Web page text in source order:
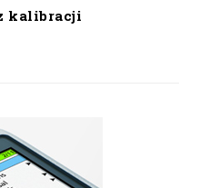
kalibracji